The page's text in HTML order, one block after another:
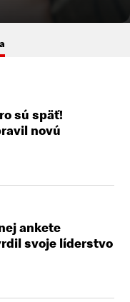
sú späť!
novú
ankete
svoje líderstvo